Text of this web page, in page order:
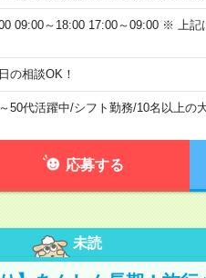
09:00～18:00 17:00～09:00 ※ 上
の相談OK！
50代活躍中/シフト勤務/10名以上の
応募する
未読